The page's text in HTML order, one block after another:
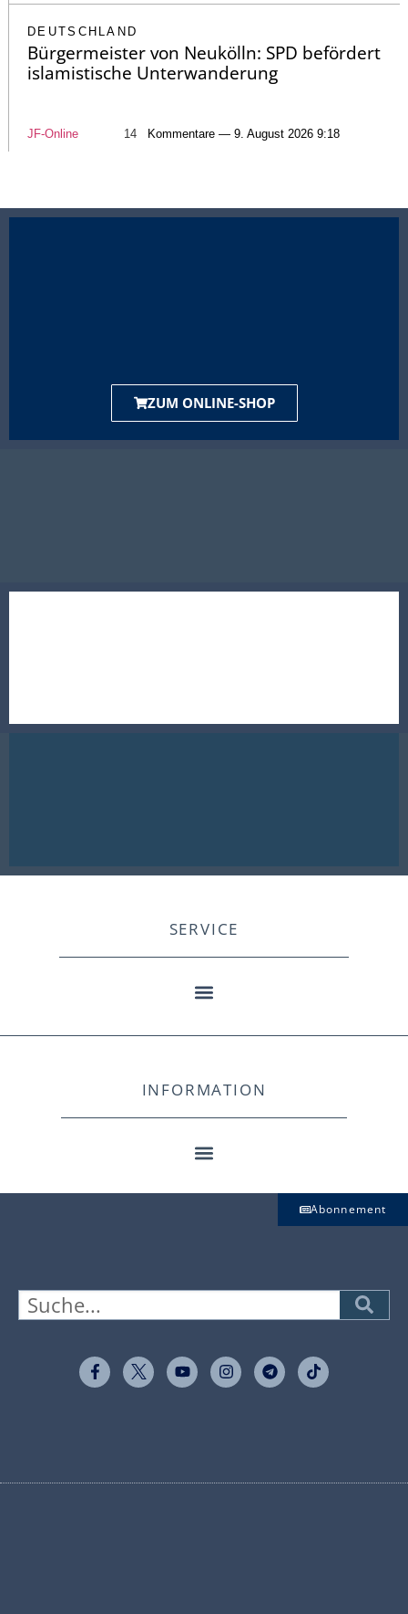
DEUTSCHLAND
Bürgermeister von Neukölln: SPD befördert
islamistische Unterwanderung
JF-Online 14 Kommentare — 9. August 2026 9:18
ZUM ONLINE-SHOP
SERVICE
INFORMATION
Abonnement